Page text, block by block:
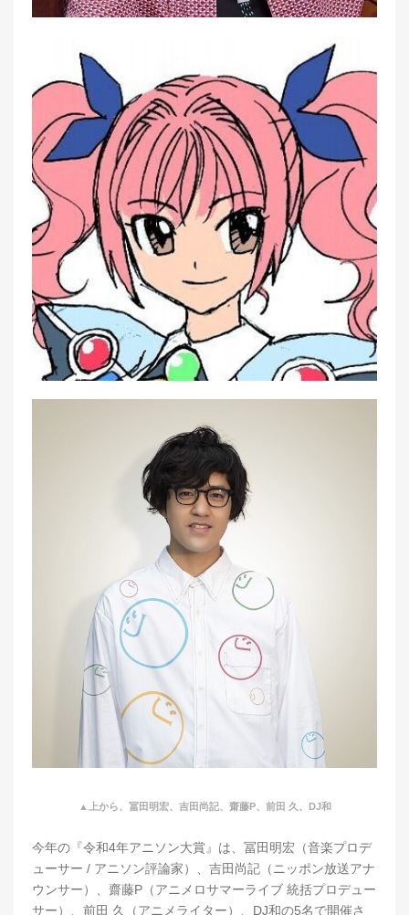
▲上から、冨田明宏、吉田尚記、齋藤P、前田 久、DJ和
今年の『令和4年アニソン大賞』は、冨田明宏（音楽プロデ
ューサー / アニソン評論家）、吉田尚記（ニッポン放送アナ
ウンサー）、齋藤P（アニメロサマーライブ 統括プロデュー
サー）、前田 久（アニメライター）、DJ和の5名で開催さ